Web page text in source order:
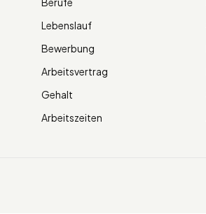
Lebenslauf
Bewerbung
Arbeitsvertrag
Gehalt
Arbeitszeiten